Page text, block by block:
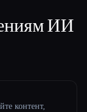
ИИ
контент,